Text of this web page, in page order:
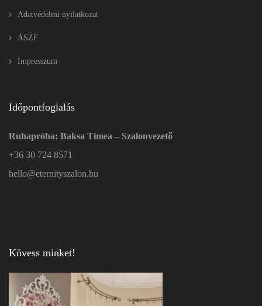
Adatvédelmi nyilatkozat
ÁSZF
Impresszum
Időpontfoglalás
Ruhapróba: Baksa Tímea – Szalonvezető
+36 30 724 8571
hello@eternityszalon.hu
Kövess minket!